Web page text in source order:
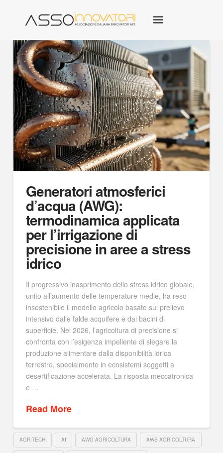
Generatori atmosferici
d’acqua (AWG):
termodinamica applicata
per l’irrigazione di
precisione in aree a stress
idrico
Il progressivo inasprimento dello stress idrico globale,
unito all’aumento delle temperature medie, ha reso
insostenibile il modello agricolo basato sul prelievo
intensivo dalle falde acquifere e dai bacini di
superficie. Nel 2026, l’agricoltura di precisione si
confronta con l’esigenza impellente di slegare la
produzione alimentare dalla disponibilità idrica
terrestre, specialmente in ecosistemi soggetti a
desertificazione accelerata. La risposta meccatronica
e …
Read More
AGRITECH AI AWG AGRICOLTURA AWS AGRICOLTURA